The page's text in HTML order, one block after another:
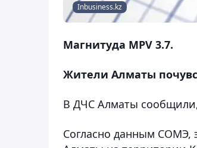
Inbusiness.kz
Магнитуда MPV 3.7.
Жители Алматы
В ДЧС Алматы
Согласно данным СОМЭ,